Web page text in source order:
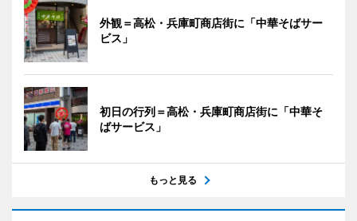
外観＝高松・兵庫町商店街に「中華そばサー
ビス」
初日の行列＝高松・兵庫町商店街に「中華そ
ばサービス」
もっと見る